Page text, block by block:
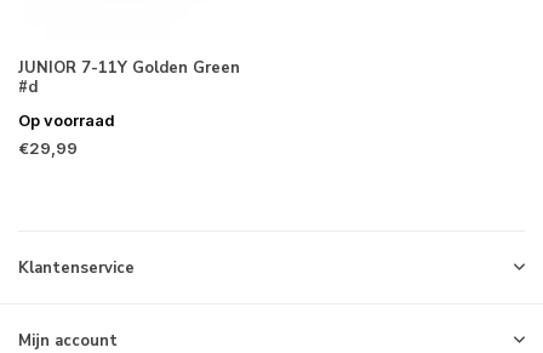
JUNIOR 7-11Y Golden Green
#d
Op voorraad
€29,99
Klantenservice
Mijn account